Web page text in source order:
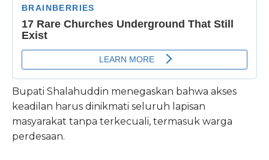
Bupati Shalahuddin menegaskan bahwa akses
keadilan harus dinikmati seluruh lapisan
masyarakat tanpa terkecuali, termasuk warga
perdesaan.